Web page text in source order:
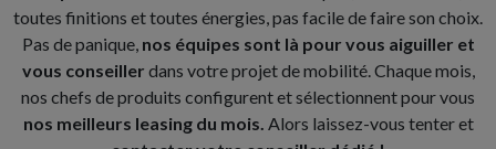
toutes finitions et toutes énergies, pas facile de faire son choix.
Pas de panique, nos équipes sont là pour vous aiguiller et
vous conseiller dans votre projet de mobilité. Chaque mois,
nos chefs de produits configurent et sélectionnent pour vous
nos meilleurs leasing du mois. Alors laissez-vous tenter et